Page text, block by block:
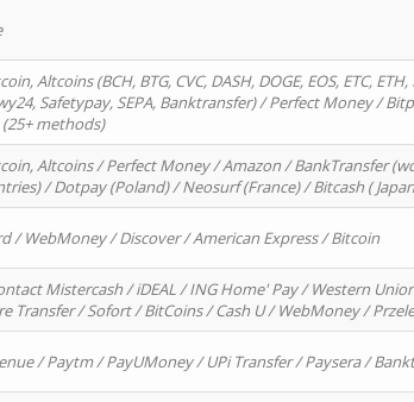
Altcoins (BCH, BTG, CVC, DASH, DOGE, EOS, ETC,
Safetypay, SEPA, Banktransfer) / Perfect Money /
methods)
Altcoins / Perfect Money / Amazon / BankTransfer
/ Dotpay (Poland) / Neosurf (France) / Bitcash (
/ WebMoney / Discover / American Express / Bitcoin
Mistercash / iDEAL / ING Home' Pay / Western
Transfer / Sofort / BitCoins / Cash U / WebMoney /
/ Paytm / PayUMoney / UPi Transfer / Paysera /